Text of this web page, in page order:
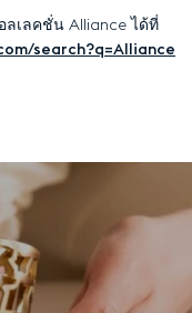
ลเลคชั่น Alliance ได้ที่
search?q=Alliance